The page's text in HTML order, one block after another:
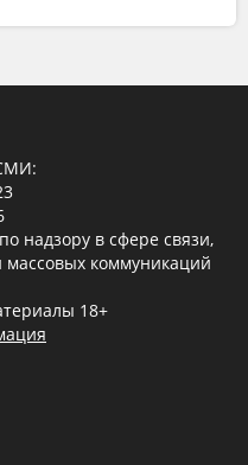
надзору в сфере связи,
коммуникаций
18+